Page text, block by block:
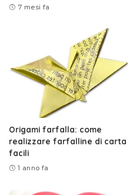
7 mesi fa
Origami farfalla: come
realizzare farfalline di carta
facili
1 anno fa